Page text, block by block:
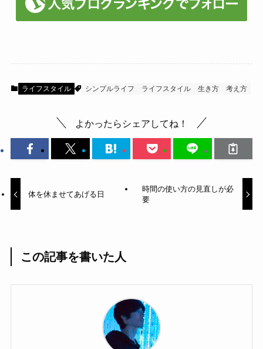
ライフスタイル シンプルライフ ライフスタイル 生き方 考え方
よかったらシェアしてね！
体を休ませてあげる日
時間の使い方の見直しが必
要
この記事を書いた人